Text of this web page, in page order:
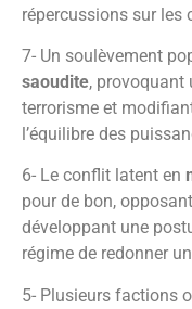
répercussions sur les
7- Un soulèvement
saoudite, provoquant
terrorisme et
l’équilibre des
6- Le conflit latent en
pour de bon,
développant une
régime de redonner
5- Plusieurs factions